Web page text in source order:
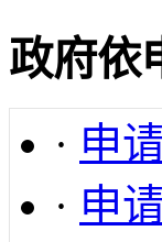
政府依
· 申
· 申